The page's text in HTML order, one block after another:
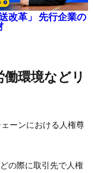
改革」 先行企業の
ーンにおける人権尊
の際に取引先で人権